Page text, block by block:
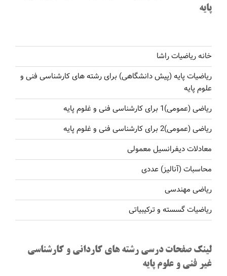
پایه
خانه ریاضیات راشا
ریاضیات پایه (پیش دانشگاهی) برای رشته های کارشناسی فنی و
علوم پایه
ریاضی (عمومی)1 برای کارشناسی فنی و غلوم پایه
ریاضی (عمومی)2 برای کارشناسی فنی و غلوم پایه
معادلات دیفرانسیل معمولی
محاسبات (آنالیز) عددی
ریاضی مهندسی
ریاضیات گسسته و ترکیبیاتی
لینک صفحات درسی رشته های کاردانی و کارشناسی
غیر فنی و علوم پایه